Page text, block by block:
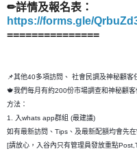
✏詳情及報名表：
https://forms.gle/
===============
📌其他40多項訪問、 社會民調及神秘顧客
🍁我們每月有約200份市場調查和神秘顧
方法：
1. 入whats app群組 (最建議)
如有最新訪問、Tips、及最新配額均會先
[請放心，入谷內只有管理員發放重點